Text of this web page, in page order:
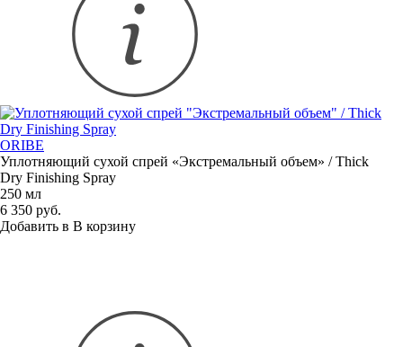
ORIBE
Уплотняющий сухой спрей «Экстремальный объем» / Thick
Dry Finishing Spray
250 мл
6 350 руб.
Добавить в В корзину